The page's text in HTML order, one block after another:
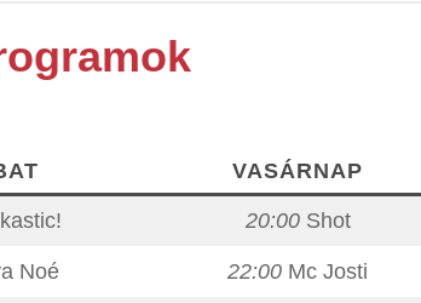
VASÁRNAP
20:00Shot
Noé 22:00 Mc Josti